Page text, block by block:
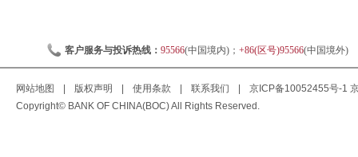
客户服务与投诉热线： 95566(中国境内)； +86(区号)95566(中国境外)
网站地图 版权声明 使用条款 联系我们 京ICP备10052455号-1
Copyright© BANK OF CHINA(BOC) All Rights Reserved.